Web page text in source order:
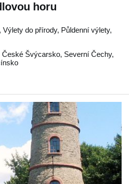
horu
Výlety do přírody, Půldenní výlety,
České Švýcarsko, Severní Čechy,